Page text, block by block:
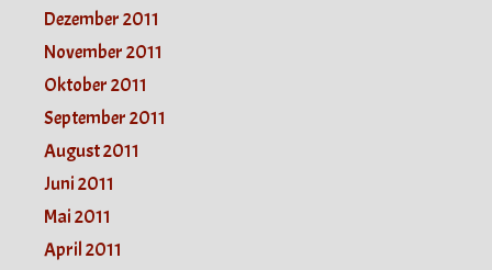
Dezember 2011
November 2011
Oktober 2011
September 2011
August 2011
Juni 2011
Mai 2011
April 2011